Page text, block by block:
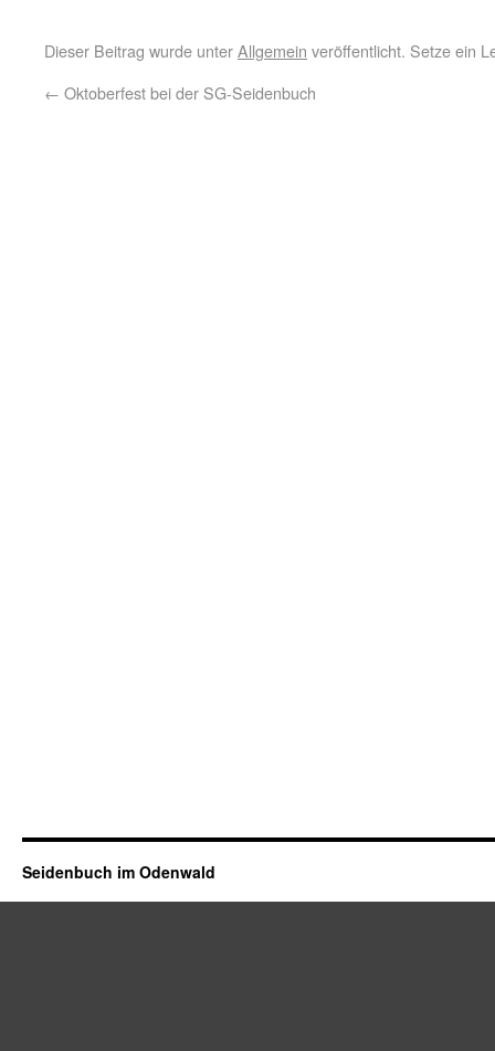
Dieser Beitrag wurde unterAllgemein veröffentlicht. Setze ein
← Oktoberfest bei der SG-Seidenbuch
Seidenbuch im Odenwald